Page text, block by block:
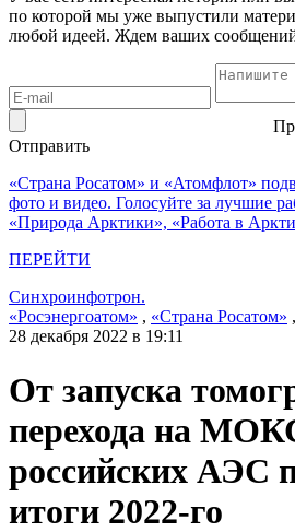
по которой мы уже выпустили
любой идеей. Ждем ваших
Отправить
«Страна Росатом» и «Атомфлот»
фото и видео. Голосуйте за лучшие
«Природа Арктики», «Работа в
ПЕРЕЙТИ
Синхроинфотрон.
«Росэнергоатом» , «Страна Росатом» ,
28 декабря 2022 в 19:11
От запуска
перехода на
российских АЭС
итоги 2022-го